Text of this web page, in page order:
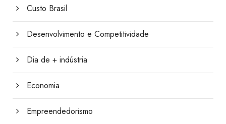
Custo Brasil
Desenvolvimento e Competitividade
Dia de + indústria
Economia
Empreendedorismo